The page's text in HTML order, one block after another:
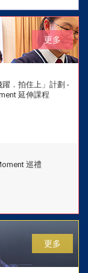
更多
躍．拍住上」計劃 -
延伸課程
巡禮
更多